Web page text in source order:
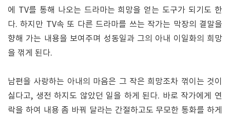
에 TV를 통해 나오는 드라마는 희망을 얻는 도구가 되기도 한
다. 하지만 TV속 또 다른 드라마를 쓰는 작가는 막장의 결말을
향해 가는 내용을 보여주며 성동일과 그의 아내 이일화의 희망
을 꺾게 된다.
남편을 사랑하는 아내의 마음은 그 작은 희망조차 꺾이는 것이
싫다고, 생전 하지도 않았던 일을 하게 된다. 바로 작가에게 연
락을 하여 내용 좀 바꿔 달라는 간절하고도 무모한 통화를 하게